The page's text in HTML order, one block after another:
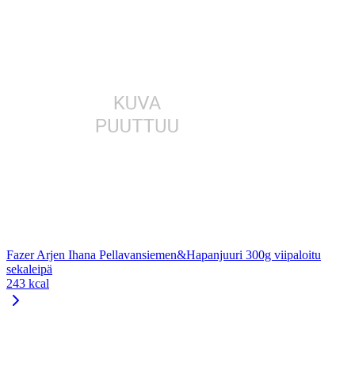
Fazer Arjen Ihana Pellavansiemen&Hapanjuuri 300g viipaloitu
sekaleipä
243 kcal